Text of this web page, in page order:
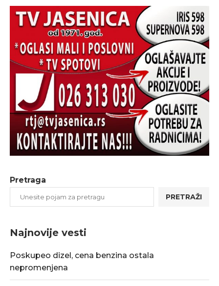
Pretraga
PRETRAŽI
Najnovije vesti
Poskupeo dizel, cena benzina ostala
nepromenjena